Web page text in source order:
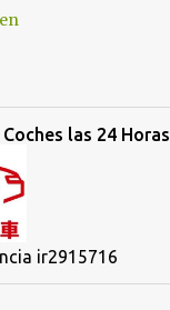
las 24 Horas
ir2915716